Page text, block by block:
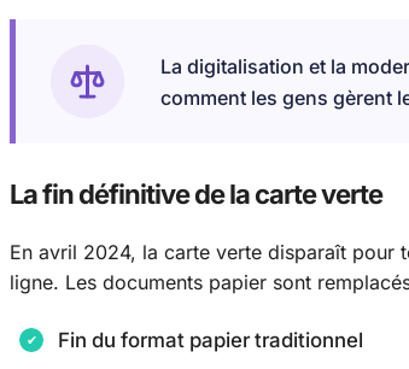
La digitalisation et la
comment les gens gèrent
La fin définitive de la carte verte
En avril 2024, la carte verte disparaît pour
ligne. Les documents papier sont
Fin du format papier traditionnel